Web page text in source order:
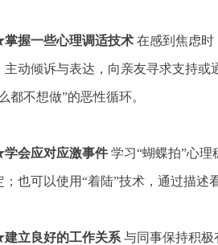
一些心理调适技术 在感到焦虑时
主动倾诉与表达，向亲友寻求支持
都不想做”的恶性循环。
应对应激事件学习“蝴蝶拍”心
；也可以使用“着陆”技术，通过描述
良好的工作关系 与同事保持积